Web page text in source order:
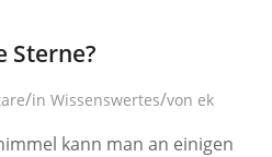
Sterne?
/in Wissenswertes/von ek
kann man an einigen